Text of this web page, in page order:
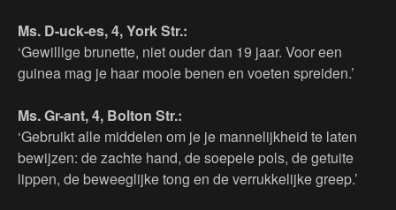
Ms. D-uck-es, 4, York Str.:
‘Gewillige brunette, niet ouder dan 19 jaar. Voor een
guinea mag je haar mooie benen en voeten spreiden.’
Ms. Gr-ant, 4, Bolton Str.:
‘Gebruikt alle middelen om je je mannelijkheid te laten
bewijzen: de zachte hand, de soepele pols, de getuite
lippen, de beweeglijke tong en de verrukkelijke greep.’